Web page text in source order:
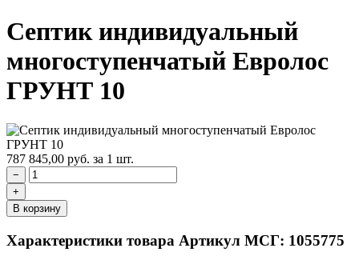
Септик индивидуальный
многоступенчатый Евролос
ГРУНТ 10
787 845,00 руб. за 1 шт.
−
+
В корзину
Характеристики товара Артикул МСГ: 1055775